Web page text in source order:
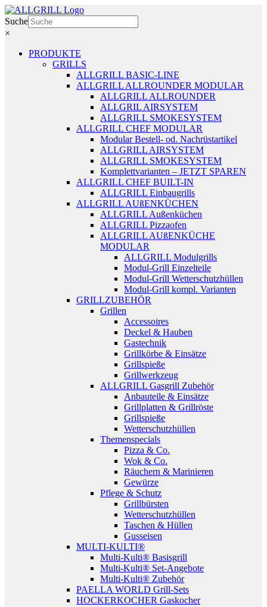
Zum
Inhalt
springen
Suche
×
PRODUKTE
GRILLS
ALLGRILL BASIC-LINE
ALLGRILL ALLROUNDER MODULAR
ALLGRILL ALLROUNDER
ALLGRIL AIRSYSTEM
ALLGRILL SMOKESYSTEM
ALLGRILL CHEF MODULAR
Modular Bestell- od. Nachrüstartikel
ALLGRILL AIRSYSTEM
ALLGRILL SMOKESYSTEM
Komplettvarianten – JETZT SPAREN
ALLGRILL CHEF BUILT-IN
ALLGRILL Einbaugrills
ALLGRILL AUßENKÜCHEN
ALLGRILL Außenküchen
ALLGRILL Pizzaofen
ALLGRILL AUßENKÜCHE
MODULAR
ALLGRILL Modulgrills
Modul-Grill Einzelteile
Modul-Grill Wetterschutzhüllen
Modul-Grill kompl. Varianten
GRILLZUBEHÖR
Grillen
Accessoires
Deckel & Hauben
Gastechnik
Grillkörbe & Einsätze
Grillspieße
Grillwerkzeug
ALLGRILL Gasgrill Zubehör
Anbauteile & Einsätze
Grillplatten & Grillröste
Grillspieße
Wetterschutzhüllen
Themenspecials
Pizza & Co.
Wok & Co.
Räuchern & Marinieren
Gewürze
Pflege & Schutz
Grillbürsten
Wetterschutzhüllen
Taschen & Hüllen
Gusseisen
MULTI-KULTI®
Multi-Kulti® Basisgrill
Multi-Kulti® Set-Angebote
Multi-Kulti® Zubehör
PAELLA WORLD Grill-Sets
HOCKERKOCHER Gaskocher